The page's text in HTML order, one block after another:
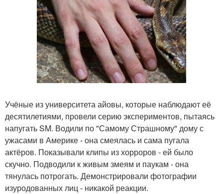
Учёные из университета айовы, которые наблюдают её
десятилетиями, провели серию экспериментов, пытаясь
напугать SM. Водили по "Самому Страшному" дому с
ужасами в Америке - она смеялась и сама пугала
актёров. Показывали клипы из хорроров - ей было
скучно. Подводили к живым змеям и паукам - она
тянулась потрогать. Демонстрировали фотографии
изуродованных лиц - никакой реакции.